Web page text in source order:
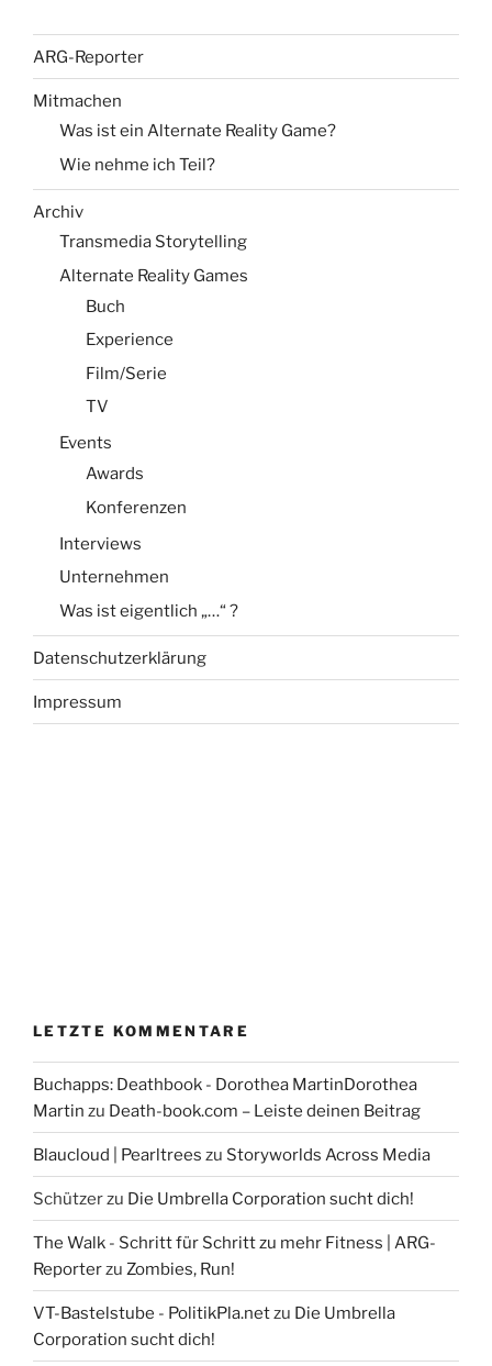
ARG-Reporter
Mitmachen
Was ist ein Alternate Reality Game?
Wie nehme ich Teil?
Archiv
Transmedia Storytelling
Alternate Reality Games
Buch
Experience
Film/Serie
TV
Events
Awards
Konferenzen
Interviews
Unternehmen
Was ist eigentlich „…“ ?
Datenschutzerklärung
Impressum
LETZTE KOMMENTARE
Buchapps: Deathbook - Dorothea MartinDorothea
Martin zu Death-book.com – Leiste deinen Beitrag
Blaucloud | Pearltrees zu Storyworlds Across Media
Schützerzu Die Umbrella Corporation sucht dich!
The Walk - Schritt für Schritt zu mehr Fitness | ARG-
Reporterzu Zombies, Run!
VT-Bastelstube - PolitikPla.netzu Die Umbrella
Corporation sucht dich!